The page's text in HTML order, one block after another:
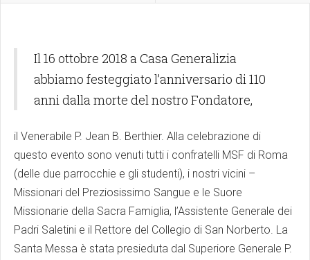
Il 16 ottobre 2018 a Casa Generalizia
abbiamo festeggiato l’anniversario di 110
anni dalla morte del nostro Fondatore,
il Venerabile P. Jean B. Berthier. Alla celebrazione di
questo evento sono venuti tutti i confratelli MSF di Roma
(delle due parrocchie e gli studenti), i nostri vicini –
Missionari del Preziosissimo Sangue e le Suore
Missionarie della Sacra Famiglia, l’Assistente Generale dei
Padri Saletini e il Rettore del Collegio di San Norberto. La
Santa Messa è stata presieduta dal Superiore Generale P.